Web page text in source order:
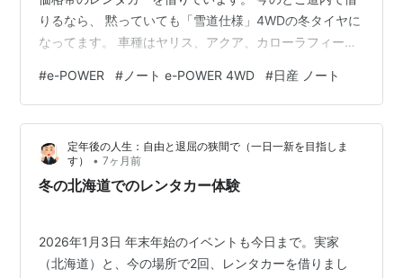
りるなら、 黙っていても「雪道仕様」4WDの冬タイヤに
なってます。 車種はヤリス、アクア、カローラフィール
POWER 4WDだったら、 「ラッキー！」だって安心感
が、全然違うんだもん・笑 私は評論家ではないから、比
較する車種は少ないですが、 日産e-パワー4WD、雪道コ
スパが凄い！と思って、 さて現行ノートは、全グレード
e-POWERっていう、 エンジンは発電専用、モーターで
走る仕組み、 鉄…
#e-POWER # ノート e-POWER 4WD #日産 ノート
定年後の人生：自由と退屈の狭間で（一日一新を目指しま
す）
• 7ヶ月前
冬の北海道でのレンタカー体験
2026年1月3日 年末年始のイベントも今日まで。実家
（北海道）と、今の場所で2回、レンタカーを借りまし